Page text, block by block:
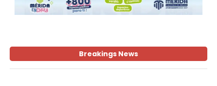
Breakings News